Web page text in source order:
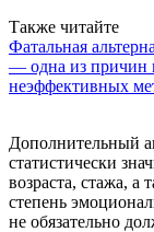
Также читайте
Фатальная
— одна из причин
неэффективных
Дополнительный
статистически
возраста, стажа, а
степень
не обязательно